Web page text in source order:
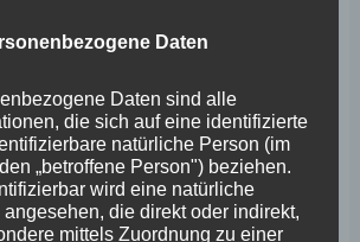
Daten
Daten sind alle
die sich auf eine identifizierte
natürliche Person (im
„betroffene Person") beziehen.
wird eine natürliche
angesehen, die direkt oder indirekt,
mittels Zuordnung zu einer